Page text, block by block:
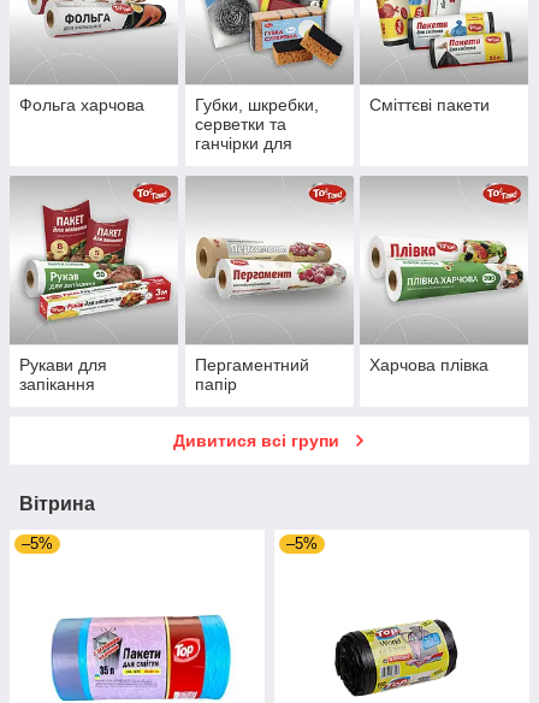
Фольга харчова
Губки, шкребки,
серветки та
ганчірки для
Сміттєві пакети
Рукави для
запікання
Пергаментний
папір
Харчова плівка
Дивитися всі групи
Вітрина
–5% –5%